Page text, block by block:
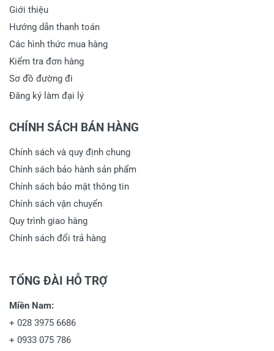
Giới thiệu
Hướng dẫn thanh toán
Các hình thức mua hàng
Kiểm tra đơn hàng
Sơ đồ đường đi
Đăng ký làm đại lý
CHÍNH SÁCH BÁN HÀNG
Chính sách và quy định chung
Chính sách bảo hành sản phẩm
Chính sách bảo mật thông tin
Chính sách vận chuyển
Quy trình giao hàng
Chính sách đổi trả hàng
TỔNG ĐÀI HỖ TRỢ
Miền Nam:
+ 028 3975 6686
+ 0933 075 786